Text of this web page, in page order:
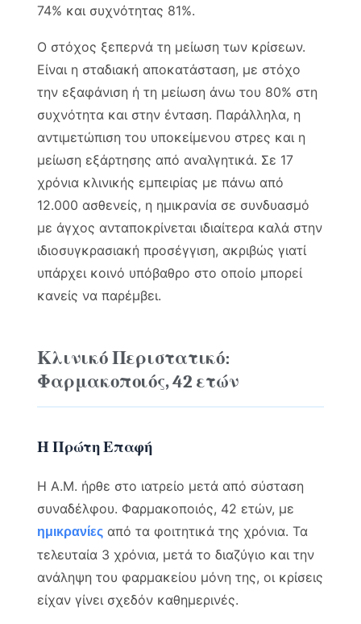
74% και συχνότητας 81%.
Ο στόχος ξεπερνά τη μείωση των κρίσεων.
Είναι η σταδιακή αποκατάσταση, με στόχο
την εξαφάνιση ή τη μείωση άνω του 80% στη
συχνότητα και στην ένταση. Παράλληλα, η
αντιμετώπιση του υποκείμενου στρες και η
μείωση εξάρτησης από αναλγητικά. Σε 17
χρόνια κλινικής εμπειρίας με πάνω από
12.000 ασθενείς, η ημικρανία σε συνδυασμό
με άγχος ανταποκρίνεται ιδιαίτερα καλά στην
ιδιοσυγκρασιακή προσέγγιση, ακριβώς γιατί
υπάρχει κοινό υπόβαθρο στο οποίο μπορεί
κανείς να παρέμβει.
Κλινικό Περιστατικό:
Φαρμακοποιός, 42 ετών
Η Πρώτη Επαφή
Η Α.Μ. ήρθε στο ιατρείο μετά από σύσταση
συναδέλφου. Φαρμακοποιός, 42 ετών, με
ημικρανίες από τα φοιτητικά της χρόνια. Τα
τελευταία 3 χρόνια, μετά το διαζύγιο και την
ανάληψη του φαρμακείου μόνη της, οι κρίσεις
είχαν γίνει σχεδόν καθημερινές.